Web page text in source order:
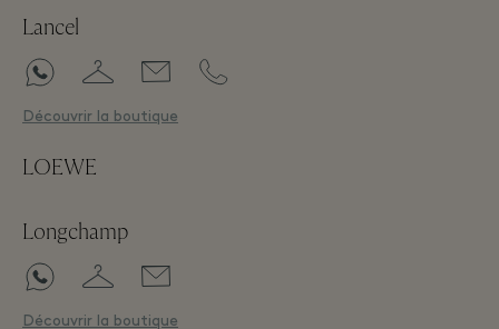
Lancel
Découvrir la boutique
LOEWE
Longchamp
Découvrir la boutique